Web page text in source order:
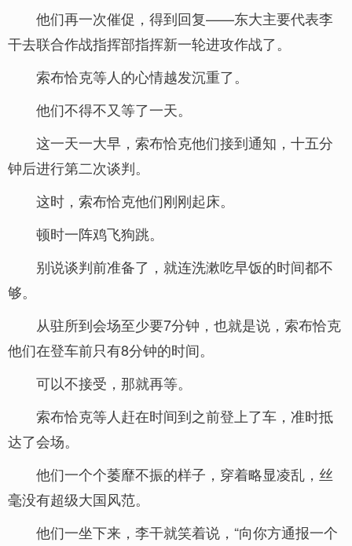
他们再一次催促，得到回复——东大主要代表李
干去联合作战指挥部指挥新一轮进攻作战了。
索布恰克等人的心情越发沉重了。
他们不得不又等了一天。
这一天一大早，索布恰克他们接到通知，十五分
钟后进行第二次谈判。
这时，索布恰克他们刚刚起床。
顿时一阵鸡飞狗跳。
别说谈判前准备了，就连洗漱吃早饭的时间都不
够。
从驻所到会场至少要7分钟，也就是说，索布恰克
他们在登车前只有8分钟的时间。
可以不接受，那就再等。
索布恰克等人赶在时间到之前登上了车，准时抵
达了会场。
他们一个个萎靡不振的样子，穿着略显凌乱，丝
毫没有超级大国风范。
他们一坐下来，李干就笑着说，“向你方通报一个